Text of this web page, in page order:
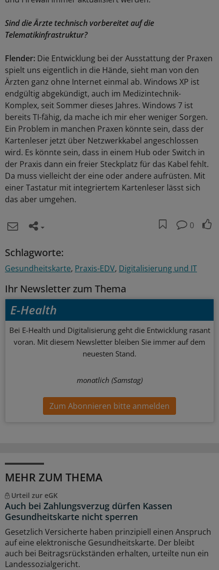
Sind die Ärzte technisch vorbereitet auf die
Telematikinfrastruktur?
Flender: Die Entwicklung bei der Ausstattung der Praxen
spielt uns eigentlich in die Hände, sieht man von den
Ärzten ganz ohne Internet einmal ab. Windows XP ist
endgültig abgekündigt, auch im Medizintechnik-
Komplex, seit Sommer dieses Jahres. Windows 7 ist
bereits TI-fähig, da mache ich mir eher weniger Sorgen.
Ein Problem in manchen Praxen könnte sein, dass der
Kartenleser jetzt über Netzwerkkabel angeschlossen
wird. Es könnte sein, dass in einem Hub oder Switch in
der Praxis dann ein freier Steckplatz für das Kabel fehlt.
Da muss vielleicht der eine oder andere aufrüsten. Mit
einer Tastatur mit integriertem Kartenleser lässt sich
das aber umgehen.
0
Schlagworte:
Gesundheitskarte Praxis-EDV Digitalisierung und IT
Ihr Newsletter zum Thema
E-Health
Bei E-Health und Digitalisierung geht die Entwicklung rasant
voran. Mit diesem Newsletter bleiben Sie immer auf dem
neuesten Stand.
monatlich (Samstag)
Zum Abonnieren bitte anmelden
MEHR ZUM THEMA
Urteil zur eGK
Auch bei Zahlungsverzug dürfen Kassen
Gesundheitskarte nicht sperren
Gesetzlich Versicherte haben prinzipiell einen Anspruch
auf eine elektronische Gesundheitskarte. Der bleibt
auch bei Beitragsrückständen erhalten, urteilte nun ein
Landessozialgericht.